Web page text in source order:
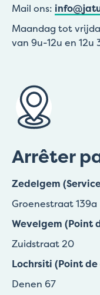
Mail ons:
Maandag tot
van 9u-12u en 12u
Arrêter
Zedelgem
Groenestraat 139a
Wevelgem (Point
Zuidstraat 20
Lochrsiti (Point
Denen 67